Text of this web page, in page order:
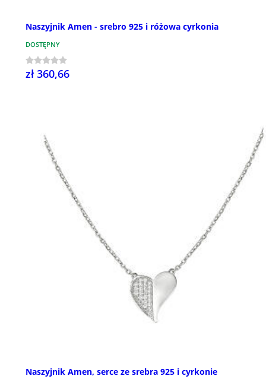
Naszyjnik Amen - srebro 925 i różowa cyrkonia
DOSTĘPNY
zł 360,66
Naszyjnik Amen, serce ze srebra 925 i cyrkonie